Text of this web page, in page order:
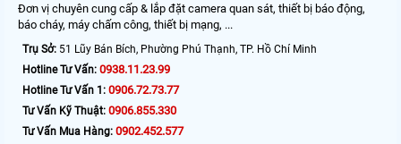
Đơn vị chuyên cung cấp & lắp đặt camera quan sát, thiết bị báo động,
báo cháy, máy chấm công, thiết bị mạng, ...
Trụ Sở: 51 Lũy Bán Bích, Phường Phú Thạnh, TP. Hồ Chí Minh
Hotline Tư Vấn: 0938.11.23.99
Hotline Tư Vấn 1: 0906.72.73.77
Tư Vấn Kỹ Thuật: 0906.855.330
Tư Vấn Mua Hàng: 0902.452.577